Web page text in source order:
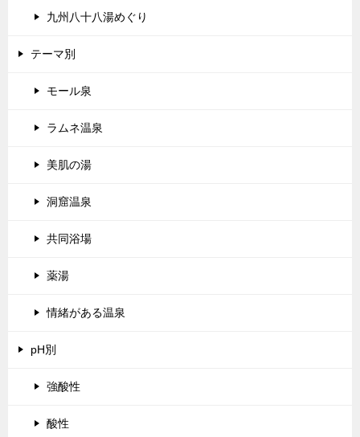
九州八十八湯めぐり
テーマ別
モール泉
ラムネ温泉
美肌の湯
洞窟温泉
共同浴場
薬湯
情緒がある温泉
pH別
強酸性
酸性